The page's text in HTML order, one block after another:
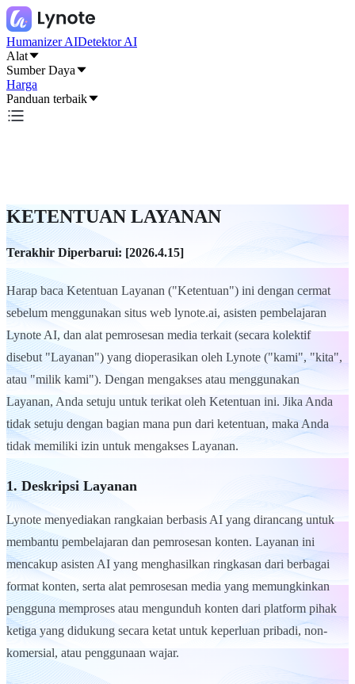
Humanizer AIDetektor AI
Alat
Sumber Daya
Harga
Panduan terbaik
KETENTUAN LAYANAN
Terakhir Diperbarui: [2026.4.15]
Harap baca Ketentuan Layanan ("Ketentuan") ini dengan cermat
sebelum menggunakan situs web lynote.ai, asisten pembelajaran
Lynote AI, dan alat pemrosesan media terkait (secara kolektif
disebut "Layanan") yang dioperasikan oleh Lynote ("kami", "kita",
atau "milik kami"). Dengan mengakses atau menggunakan
Layanan, Anda setuju untuk terikat oleh Ketentuan ini. Jika Anda
tidak setuju dengan bagian mana pun dari ketentuan, maka Anda
tidak memiliki izin untuk mengakses Layanan.
1. Deskripsi Layanan
Lynote menyediakan rangkaian berbasis AI yang dirancang untuk
membantu pembelajaran dan pemrosesan konten. Layanan ini
mencakup asisten AI yang menghasilkan ringkasan dari berbagai
format konten, serta alat pemrosesan media yang memungkinkan
pengguna memproses atau mengunduh konten dari platform pihak
ketiga yang didukung secara ketat untuk keperluan pribadi, non-
komersial, atau penggunaan wajar.